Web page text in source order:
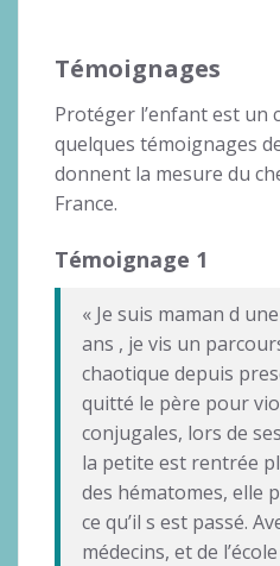
Témoignages
Protéger l’enfant est un
quelques témoignages
donnent la mesure du
France.
Témoignage 1
« Je suis maman d
ans , je vis un
chaotique depuis
quitté le père pour
conjugales, lors de
la petite est rentrée
des hématomes, elle
ce qu’il s est passé.
médecins, et de